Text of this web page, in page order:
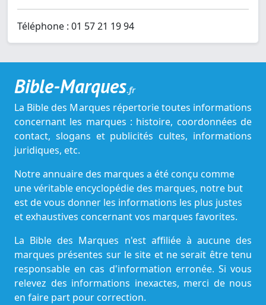
Téléphone : 01 57 21 19 94
Bible-Marques.fr
La Bible des Marques répertorie toutes informations
concernant les marques : histoire, coordonnées de
contact, slogans et publicités cultes, informations
juridiques, etc.
Notre annuaire des marques a été conçu comme
une véritable encyclopédie des marques, notre but
est de vous donner les informations les plus justes
et exhaustives concernant vos marques favorites.
La Bible des Marques n'est affiliée à aucune des
marques présentes sur le site et ne serait être tenu
responsable en cas d'information erronée. Si vous
relevez des informations inexactes, merci de nous
en faire part pour correction.